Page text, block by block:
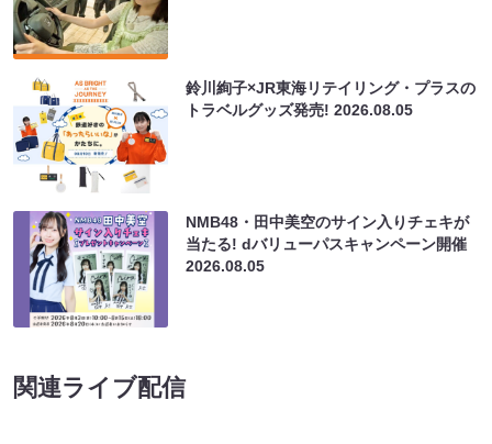
鈴川絢子×JR東海リテイリング・プラスの
トラベルグッズ発売!2026.08.05
NMB48・田中美空のサイン入りチェキが
当たる! dバリューパスキャンペーン開催
2026.08.05
関連ライブ配信